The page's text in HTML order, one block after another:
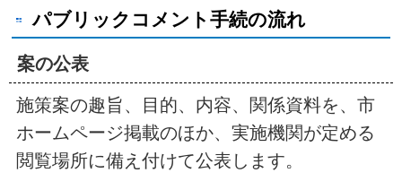
パブリックコメント手続の流れ
案の公表
施策案の趣旨、目的、内容、関係資料を、市
ホームページ掲載のほか、実施機関が定める
閲覧場所に備え付けて公表します。